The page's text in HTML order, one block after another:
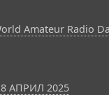
Amateur Radio
АПРИЛ 2025